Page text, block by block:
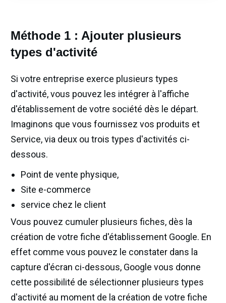
Méthode 1 : Ajouter plusieurs
types d'activité
Si votre entreprise exerce plusieurs types
d'activité, vous pouvez les intégrer à l'affiche
d'établissement de votre société dès le départ.
Imaginons que vous fournissez vos produits et
Service, via deux ou trois types d'activités ci-
dessous.
Point de vente physique,
Site e-commerce
service chez le client
Vous pouvez cumuler plusieurs fiches, dès la
création de votre fiche d'établissement Google. En
effet comme vous pouvez le constater dans la
capture d'écran ci-dessous, Google vous donne
cette possibilité de sélectionner plusieurs types
d'activité au moment de la création de votre fiche